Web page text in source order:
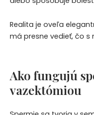
Realita je oveľa
má presne vedieť, čo s
Ako fungujú
vazektómiou